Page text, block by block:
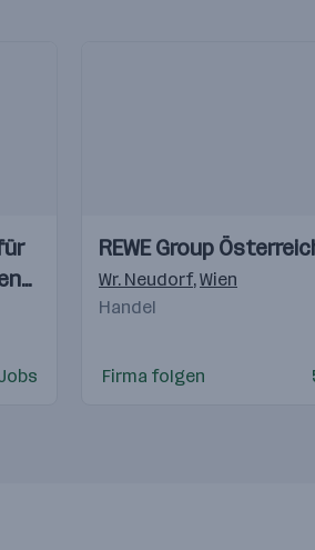
Jobs
Videos
Einblicke
Einblicke
REWE Group
Wr. Neudorf,Wien
Handel
Firma folgen